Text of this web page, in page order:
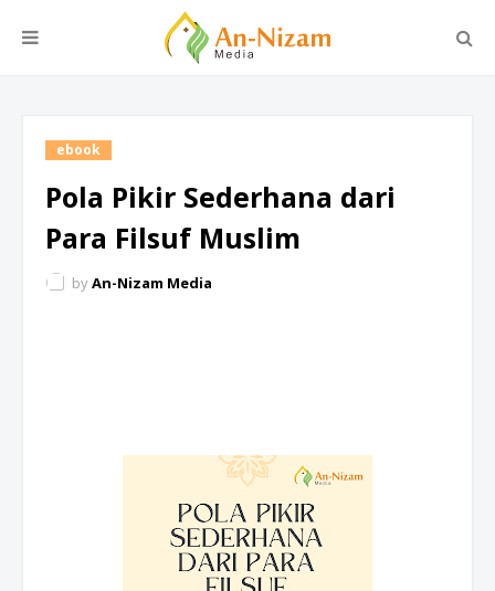
ebook
Pola Pikir Sederhana dari
Para Filsuf Muslim
byAn-Nizam Media